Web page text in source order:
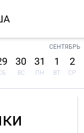
30
ВС
31
ПН
СЕНТЯБРЬ
1
ВТ
2
СР